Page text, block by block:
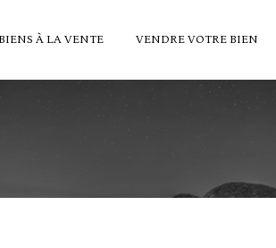
À LA VENTE VENDRE VOTRE BIEN